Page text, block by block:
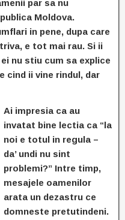
par sa nu
Moldova.
in pene, dupa care
e tot mai rau. Si ii
nu stiu cum sa explice
cind ii vine rindul, dar
Ai impresia ca au
invatat bine lectia ca “la
noi e totul in regula –
da’ undi nu sint
problemi?” Intre timp,
mesajele oamenilor
arata un dezastru ce
domneste pretutindeni.